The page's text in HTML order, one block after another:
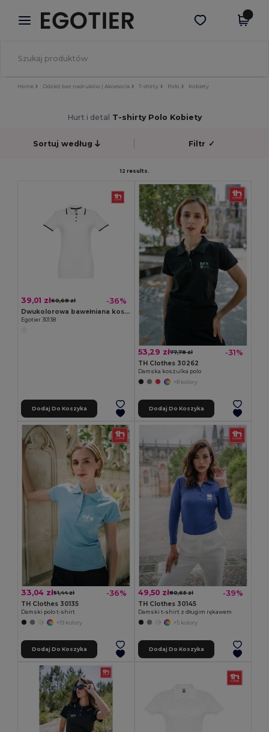
× Aplikacja Egotier
Lepsze ceny w aplikacji!
Pobierz app
Home Odzież bez nadruków | Akcesoria T-shirty Polo Kobiety
Hurt i detal T-shirty Polo Kobiety
Sortuj według Filtr ✓
12 results.
39,01 zł60,68 zł -36%
Dwukolorowa bawełniana koszulka polo dla kobiet
Egotier 30138
Dodaj Do Koszyka
53,29 zł77,78 zł -31%
TH Clothes 30262
Damska koszulka polo
+8 kolory
Dodaj Do Koszyka
33,04 zł51,44 zł -36%
TH Clothes 30135
Damski polo t-shirt
+19 kolory
Dodaj Do Koszyka
49,50 zł80,65 zł -39%
TH Clothes 30145
Damski t-shirt z długim rękawem
+5 kolory
Dodaj Do Koszyka